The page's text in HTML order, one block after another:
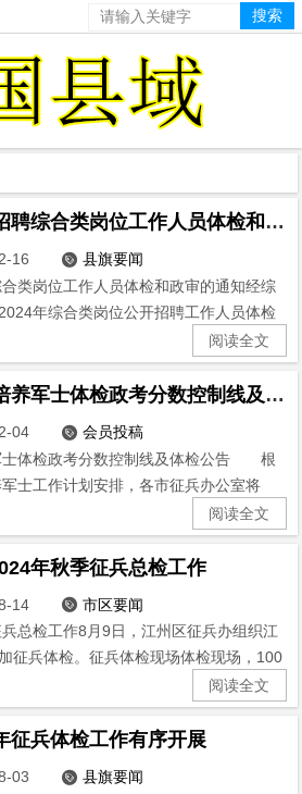
隆化县2024年公开招聘综合类岗位工作人员体检和政审的通知
16  县旗要闻
类岗位工作人员体检和政审的通知经综
年综合类岗位公开招聘工作人员体检
阅读全文
2024年安徽省定向培养军士体检政考分数控制线及体检公告
04  会员投稿
士体检政考分数控制线及体检公告 根
士工作计划安排，各市征兵办公室将
阅读全文
年秋季征兵总检工作
14  市区要闻
总检工作8月9日，江州区征兵办组织江
征兵体检。征兵体检现场体检现场，100
阅读全文
征兵体检工作有序开展
03  县旗要闻